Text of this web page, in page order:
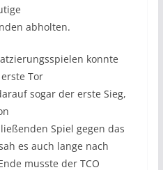
abholten.
konnte
Tor
sogar der erste Sieg,
Spiel gegen das
es auch lange nach
musste der TCO